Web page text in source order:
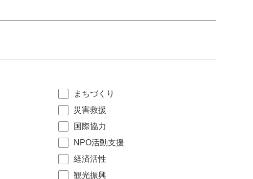
まちづくり
災害救援
国際協力
NPO活動支援
経済活性
観光振興